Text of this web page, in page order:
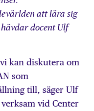
att lära sig
docent Ulf
kan diskutera om
som
till, säger Ulf
vid Center